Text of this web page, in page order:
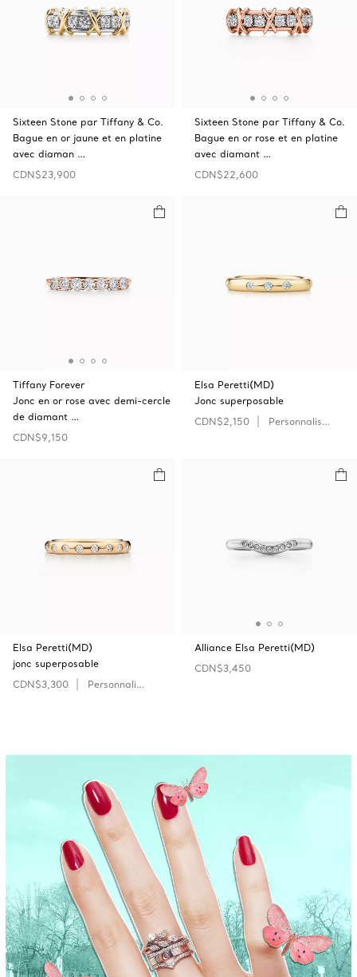
Sixteen Stone par Tiffany & Co.
Bague en or jaune et en platine
avec diaman …
CDN$23,900
Sixteen Stone par Tiffany & Co.
Bague en or rose et en platine
avec diamant …
CDN$22,600
Tiffany Forever
Jonc en or rose avec demi-cercle
de diamant …
CDN$9,150
Elsa Peretti(MD)
Jonc superposable
CDN$2,150
Personnaliser
Elsa Peretti(MD)
jonc superposable
CDN$3,300
Personnaliser
Alliance Elsa Peretti(MD)
CDN$3,450